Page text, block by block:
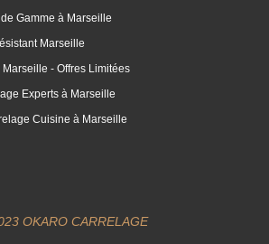
Gamme à Marseille
Marseille
- Offres Limitées
Experts à Marseille
Cuisine à Marseille
OKARO CARRELAGE